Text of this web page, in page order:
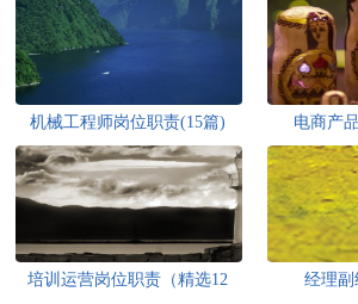
机械工程师岗位职责(15篇) 电商产
培训运营岗位职责（精选12
经理副